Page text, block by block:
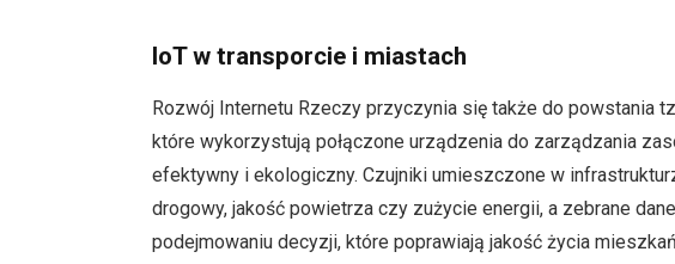
IoT w transporcie i miastach
Rozwój Internetu Rzeczy przyczynia się także do powstania
które wykorzystują połączone urządzenia do zarządzania
efektywny i ekologiczny. Czujniki umieszczone w
drogowy, jakość powietrza czy zużycie energii, a zebrane
podejmowaniu decyzji, które poprawiają jakość życia